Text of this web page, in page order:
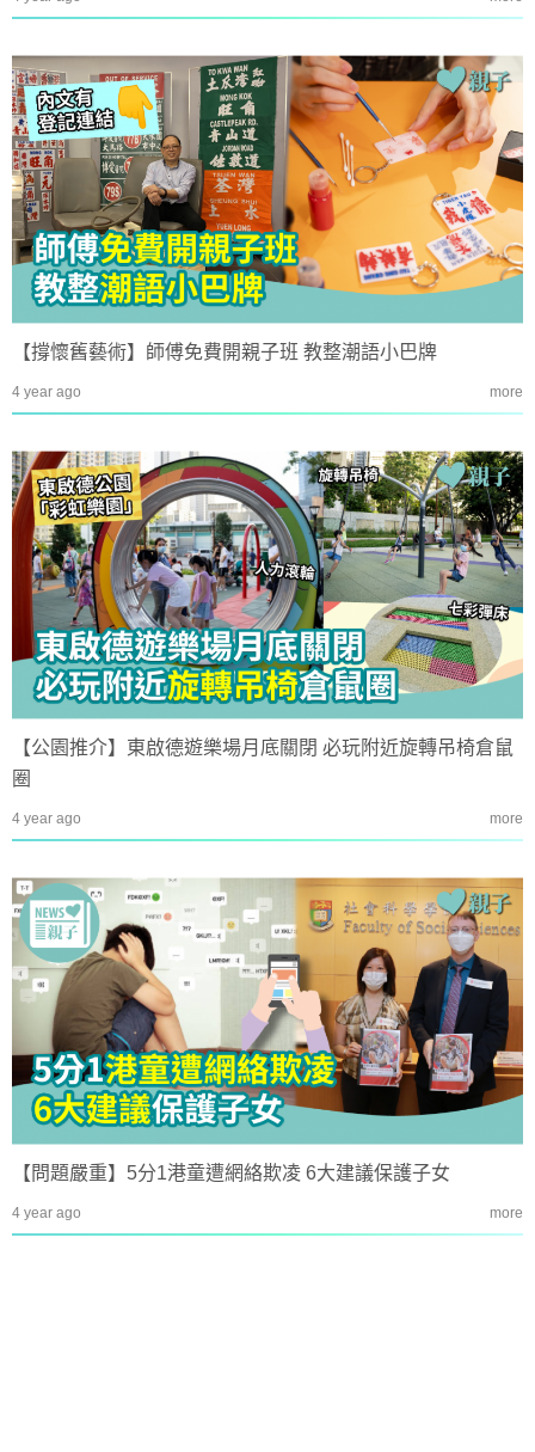
【撐懷舊藝術】師傅免費開親子班 教整潮語小巴牌
4 year ago more
【公園推介】東啟德遊樂場月底關閉 必玩附近旋轉吊椅倉鼠
圈
4 year ago more
【問題嚴重】5分1港童遭網絡欺凌 6大建議保護子女
4 year ago more